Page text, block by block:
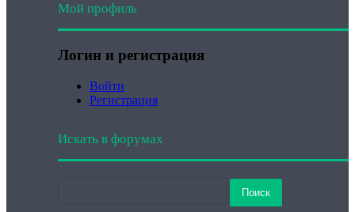
Мой профиль
Логин и регистрация
Войти
Регистрация
Искать в форумах